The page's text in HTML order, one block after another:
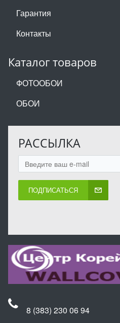
Гарантия
Контакты
Каталог товаров
ФОТООБОИ
ОБОИ
РАССЫЛКА
ПОДПИСАТЬСЯ
8 (383) 230 06 94